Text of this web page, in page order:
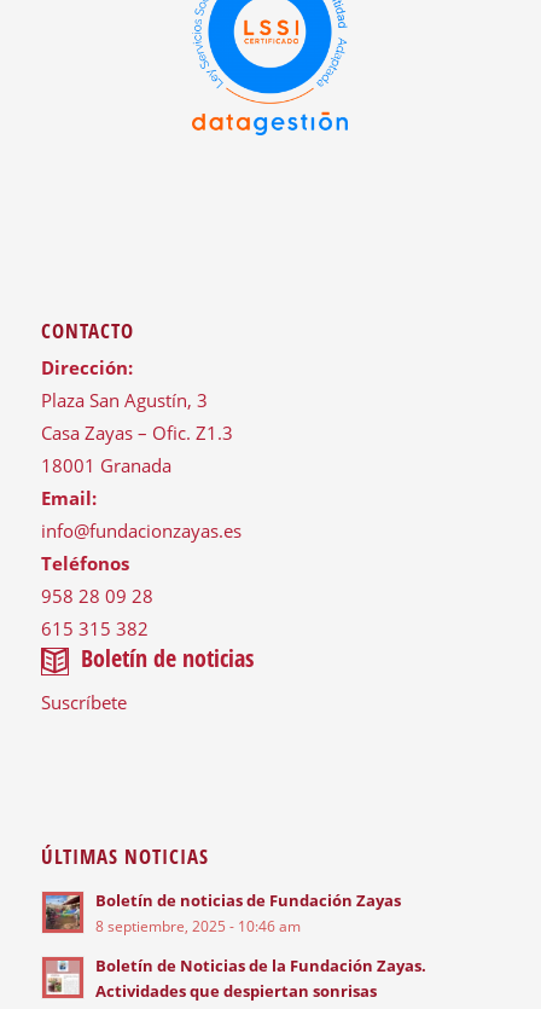
CONTACTO
Dirección:
Plaza San Agustín, 3
Casa Zayas – Ofic. Z1.3
18001 Granada
Email:
info@fundacionzayas.es
Teléfonos
958 28 09 28
615 315 382
Boletín de noticias
Suscríbete
ÚLTIMAS NOTICIAS
Boletín de noticias de Fundación Zayas
8 septiembre, 2025 - 10:46 am
Boletín de Noticias de la Fundación Zayas.
Actividades que despiertan sonrisas